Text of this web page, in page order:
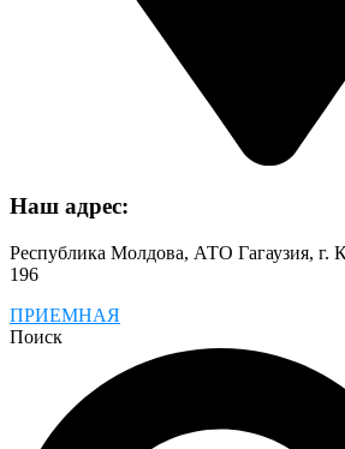
Наш адрес:
Республика Молдова, АТО Гагаузия, г.
196
ПРИЕМНАЯ
Поиск